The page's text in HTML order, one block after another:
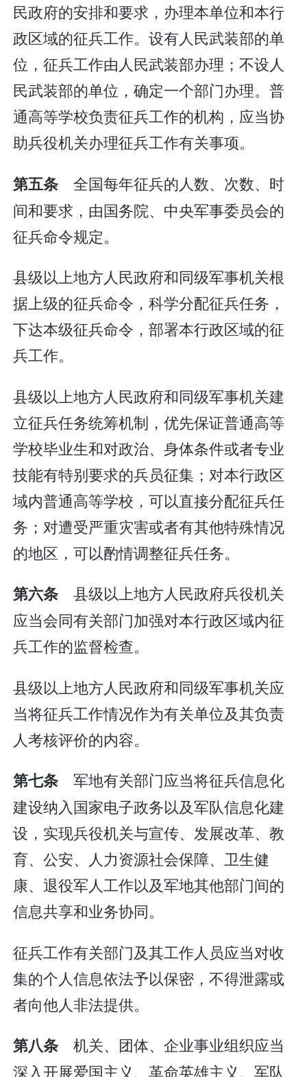
民政府的安排和要求，办理本单位和本行
政区域的征兵工作。设有人民武装部的单
位，征兵工作由人民武装部办理；不设人
民武装部的单位，确定一个部门办理。普
通高等学校负责征兵工作的机构，应当协
助兵役机关办理征兵工作有关事项。
第五条 全国每年征兵的人数、次数、时
间和要求，由国务院、中央军事委员会的
征兵命令规定。
县级以上地方人民政府和同级军事机关根
据上级的征兵命令，科学分配征兵任务，
下达本级征兵命令，部署本行政区域的征
兵工作。
县级以上地方人民政府和同级军事机关建
立征兵任务统筹机制，优先保证普通高等
学校毕业生和对政治、身体条件或者专业
技能有特别要求的兵员征集；对本行政区
域内普通高等学校，可以直接分配征兵任
务；对遭受严重灾害或者有其他特殊情况
的地区，可以酌情调整征兵任务。
第六条 县级以上地方人民政府兵役机关
应当会同有关部门加强对本行政区域内征
兵工作的监督检查。
县级以上地方人民政府和同级军事机关应
当将征兵工作情况作为有关单位及其负责
人考核评价的内容。
第七条 军地有关部门应当将征兵信息化
建设纳入国家电子政务以及军队信息化建
设，实现兵役机关与宣传、发展改革、教
育、公安、人力资源社会保障、卫生健
康、退役军人工作以及军地其他部门间的
信息共享和业务协同。
征兵工作有关部门及其工作人员应当对收
集的个人信息依法予以保密，不得泄露或
者向他人非法提供。
第八条 机关、团体、企业事业组织应当
深入开展爱国主义、革命英雄主义、军队